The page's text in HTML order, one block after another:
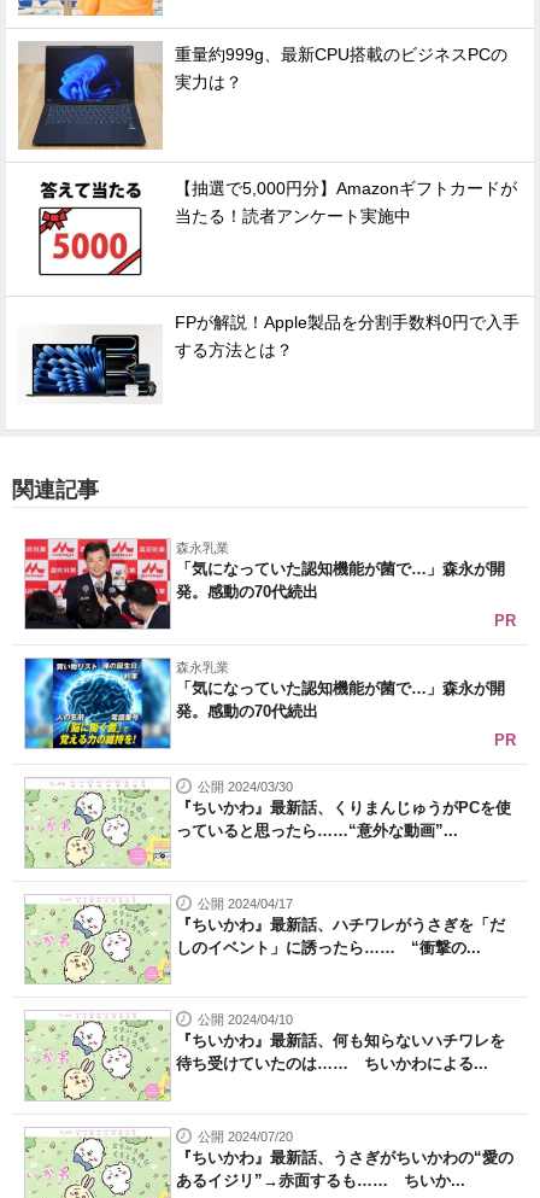
重量約999g、最新CPU搭載のビジネスPCの
実力は？
【抽選で5,000円分】Amazonギフトカードが
当たる！読者アンケート実施中
FPが解説！Apple製品を分割手数料0円で入手
する方法とは？
関連記事
森永乳業
「気になっていた認知機能が菌で…」森永が開
発。感動の70代続出
PR
森永乳業
「気になっていた認知機能が菌で…」森永が開
発。感動の70代続出
PR
公開 2024/03/30
『ちいかわ』最新話、くりまんじゅうがPCを使
っていると思ったら……“意外な動画”...
公開 2024/04/17
『ちいかわ』最新話、ハチワレがうさぎを「だ
しのイベント」に誘ったら…… “衝撃の...
公開 2024/04/10
『ちいかわ』最新話、何も知らないハチワレを
待ち受けていたのは…… ちいかわによる...
公開 2024/07/20
『ちいかわ』最新話、うさぎがちいかわの“愛の
あるイジリ”→赤面するも…… ちいか...